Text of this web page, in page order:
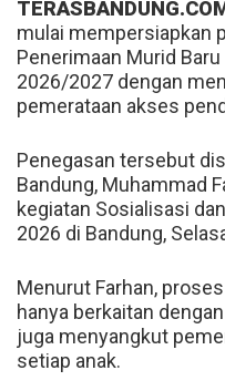
mulai mempersiapkan
Penerimaan Murid
2026/2027 dengan
pemerataan akses
Penegasan tersebut
Bandung, Muhammad
kegiatan Sosialisasi
2026 di Bandung,
Menurut Farhan,
hanya berkaitan
juga menyangkut
setiap anak.